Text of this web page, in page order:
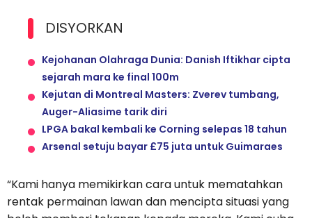
DISYORKAN
Kejohanan Olahraga Dunia: Danish Iftikhar cipta
sejarah mara ke final 100m
Kejutan di Montreal Masters: Zverev tumbang,
Auger-Aliasime tarik diri
LPGA bakal kembali ke Corning selepas 18 tahun
Arsenal setuju bayar £75 juta untuk Guimaraes
“Kami hanya memikirkan cara untuk mematahkan
rentak permainan lawan dan mencipta situasi yang